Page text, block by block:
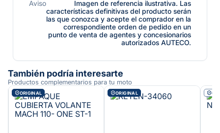
Aviso
Imagen de referencia ilustrativa. Las
características definitivas del producto serán
las que conozca y acepte el comprador en la
correspondiente orden de pedido en un
punto de venta de agentes y concesionarios
autorizados AUTECO.
También podría interesarte
Productos complementarios para tu moto
ORIGINAL ORIGINAL